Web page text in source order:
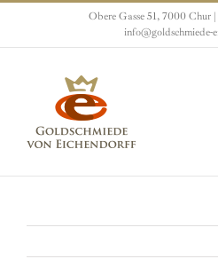
Obere Gasse 51, 7000 Chur |
info@goldschmiede-